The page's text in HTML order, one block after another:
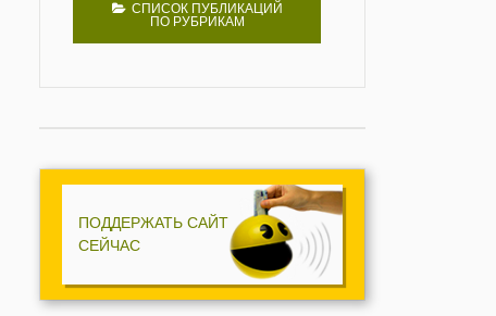
СПИСОК ПУБЛИКАЦИЙ
ПО РУБРИКАМ
ПОДДЕРЖАТЬ САЙТ
СЕЙЧАС